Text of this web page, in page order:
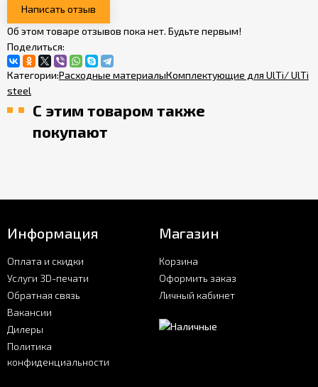
Написать отзыв
Об этом товаре отзывов пока нет. Будьте первым!
Поделиться:
Категории:Расходные материалыКомплектующие для UlTi/ UlTi
steel
С этим товаром также
покупают
Информация
Оплата и скидки
Услуги 3D-печати
Обратная связь
Вакансии
Дилеры
Политика
конфиденциальности
Магазин
Корзина
Оформить заказ
Личный кабинет